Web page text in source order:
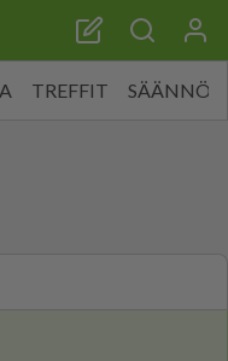
TREFFIT SÄÄNNÖT